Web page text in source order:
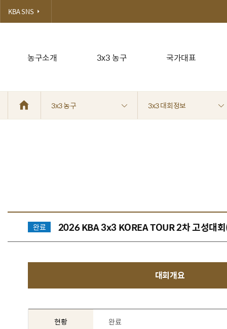
농구소개 3x3 농구 국가대표
KBA SNS
3x3 농구 3x3 대회정보
완료 2026 KBA 3x3 KOREA TOUR 2차 고성대
대회개요
현황 완료